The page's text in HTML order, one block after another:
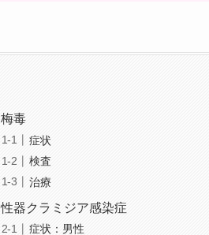
梅毒
症状
検査
治療
性器クラミジア感染症
症状：男性